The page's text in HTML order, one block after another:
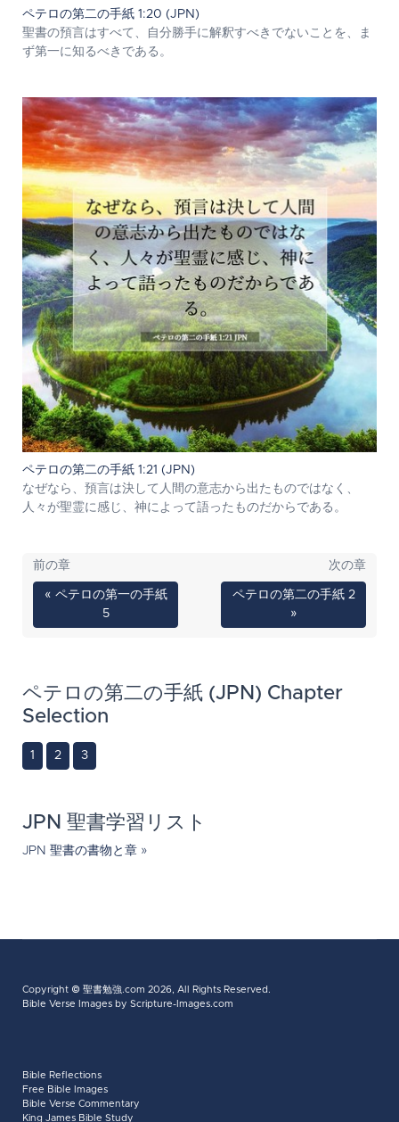
ペテロの第二の手紙 1:20 (JPN)
聖書の預言はすべて、自分勝手に解釈すべきでないことを、ま
ず第一に知るべきである。
ペテロの第二の手紙 1:21 (JPN)
なぜなら、預言は決して人間の意志から出たものではなく、
人々が聖霊に感じ、神によって語ったものだからである。
前の章
« ペテロの第一の手紙
5
次の章
ペテロの第二の手紙 2
»
ペテロの第二の手紙 (JPN) Chapter
Selection
1 2 3
JPN 聖書学習リスト
JPN 聖書の書物と章 »
Copyright © 聖書勉強.com 2026, All Rights Reserved.
Bible Verse Images by Scripture-Images.com
Bible Reflections
Free Bible Images
Bible Verse Commentary
King James Bible Study